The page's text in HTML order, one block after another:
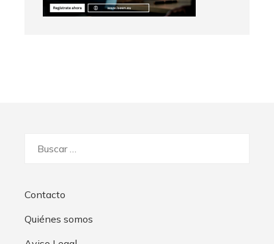
Contacto
Quiénes somos